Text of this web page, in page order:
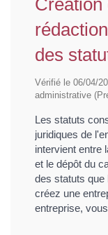
Création
des
Vérifié le 06/04/
administrative
Les statuts
juridiques de
intervient entre
et le dépôt du
des statuts que
créez une
entreprise,